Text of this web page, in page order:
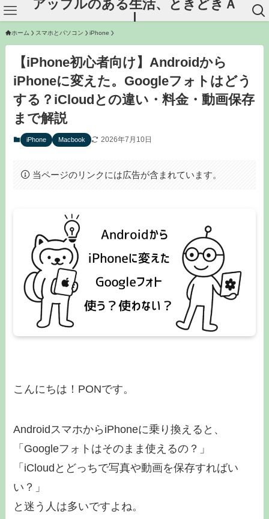
アップルのある生活、ときどきＡ
Ｉ
ホーム スマホとパソコン iPhone
【iPhone初心者向け】Androidから
iPhoneに変えた。Googleフォトはどう
する？iCloudとの違い・料金・動画保存
まで解説
iPhone Macbook 2026年7月10日
当ページのリンクには広告が含まれています。
こんにちは！PONです。
AndroidスマホからiPhoneに乗り換えると、
「Googleフォトはそのまま使えるの？」
「iCloudとどっちで写真や動画を保存すればい
い？」
と迷う人は多いですよね。